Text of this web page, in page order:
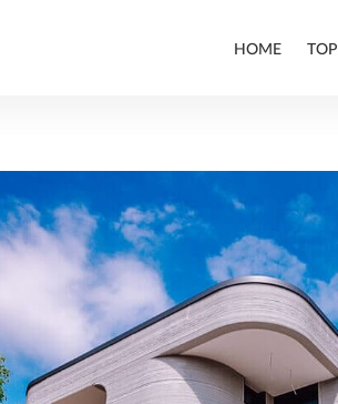
HOME
ARCHITEKTUR
BIM